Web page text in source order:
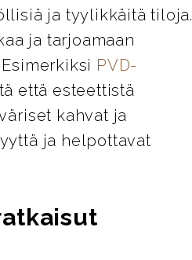
ja tyylikkäitä tiloja.
ja tarjoamaan
PVD-
että esteettistä
kahvat ja
ja helpottavat